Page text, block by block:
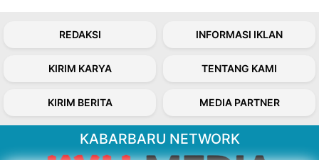
REDAKSI INFORMASI IKLAN
KIRIM KARYA TENTANG KAMI
KIRIM BERITA MEDIA PARTNER
KABARBARU NETWORK